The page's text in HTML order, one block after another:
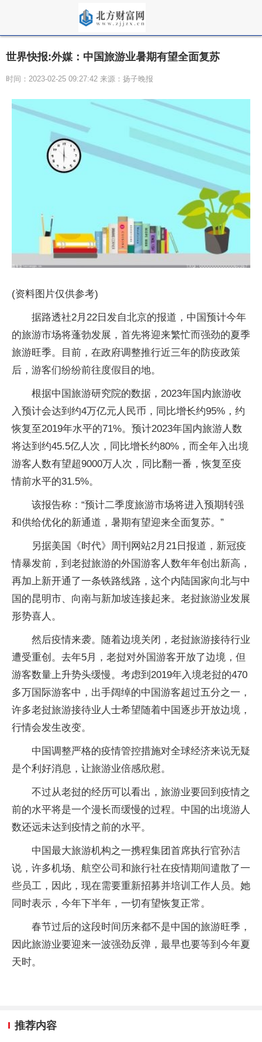
世界快报:外媒：中国旅游业暑期有望全面复苏
时间：2023-02-25 09:27:42 来源：扬子晚报
(资料图片仅供参考)
据路透社2月22日发自北京的报道，中国预计今年
的旅游市场将蓬勃发展，首先将迎来繁忙而强劲的夏季
旅游旺季。目前，在政府调整推行近三年的防疫政策
后，游客们纷纷前往度假目的地。
根据中国旅游研究院的数据，2023年国内旅游收
入预计会达到约4万亿元人民币，同比增长约95%，约
恢复至2019年水平的71%。预计2023年国内旅游人数
将达到约45.5亿人次，同比增长约80%，而全年入出境
游客人数有望超9000万人次，同比翻一番，恢复至疫
情前水平的31.5%。
该报告称：“预计二季度旅游市场将进入预期转强
和供给优化的新通道，暑期有望迎来全面复苏。”
另据美国《时代》周刊网站2月21日报道，新冠疫
情暴发前，到老挝旅游的外国游客人数年年创出新高，
再加上新开通了一条铁路线路，这个内陆国家向北与中
国的昆明市、向南与新加坡连接起来。老挝旅游业发展
形势喜人。
然后疫情来袭。随着边境关闭，老挝旅游接待行业
遭受重创。去年5月，老挝对外国游客开放了边境，但
游客数量上升势头缓慢。考虑到2019年入境老挝的470
多万国际游客中，出手阔绰的中国游客超过五分之一，
许多老挝旅游接待业人士希望随着中国逐步开放边境，
行情会发生改变。
中国调整严格的疫情管控措施对全球经济来说无疑
是个利好消息，让旅游业倍感欣慰。
不过从老挝的经历可以看出，旅游业要回到疫情之
前的水平将是一个漫长而缓慢的过程。中国的出境游人
数还远未达到疫情之前的水平。
中国最大旅游机构之一携程集团首席执行官孙洁
说，许多机场、航空公司和旅行社在疫情期间遣散了一
些员工，因此，现在需要重新招募并培训工作人员。她
同时表示，今年下半年，一切有望恢复正常。
春节过后的这段时间历来都不是中国的旅游旺季，
因此旅游业要迎来一波强劲反弹，最早也要等到今年夏
天时。
推荐内容